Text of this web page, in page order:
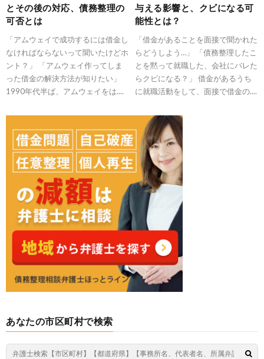
とその後の対応、債務整理の
可否とは
「アムウェイで成功するには借金し
なければならないって聞いたけどホ
ント？」 「アムウェイ作ってしま
った借金の解決方法が知りたい」
1990年代半ば、アムウェイをは....
与える影響と、クビになる可
能性とは？
「借金があることを面接で聞かれた
らどうしよう…」 「債務整理したこ
とを黙って就職した、会社にバレた
らクビになる？」 借金があるうち
に就職活動をして、面接で借金の....
あなたの市区町村で検索